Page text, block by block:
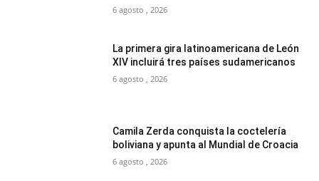
6 agosto , 2026
La primera gira latinoamericana de León
XIV incluirá tres países sudamericanos
6 agosto , 2026
Camila Zerda conquista la coctelería
boliviana y apunta al Mundial de Croacia
6 agosto , 2026